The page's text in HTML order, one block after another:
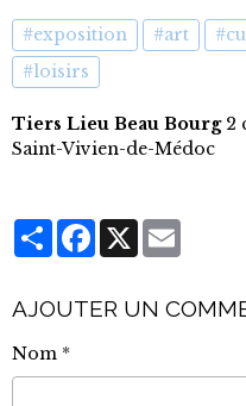
#exposition #art
#loisirs
Tiers Lieu Beau Bourg2
Saint-Vivien-de-Médoc
PartagerFacebook
X
AJOUTER UN
Nom